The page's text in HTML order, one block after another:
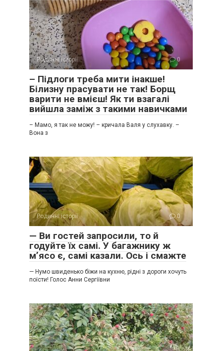
Родинні історії 0
– Підлоги треба мити інакше!
Білизну прасувати не так! Борщ
варити не вмієш! Як ти взагалі
вийшла заміж з такими навичками
– Мамо, я так не можу! – кричала Валя у слухавку. –
Вона з
Родинні історії 0
— Ви гостей запросили, то й
годуйте їх самі. У багажнику ж
м’ясо є, самі казали. Ось і смажте
— Нумо швиденько біжи на кухню, рідні з дороги хочуть
поїсти! Голос Анни Сергіївни